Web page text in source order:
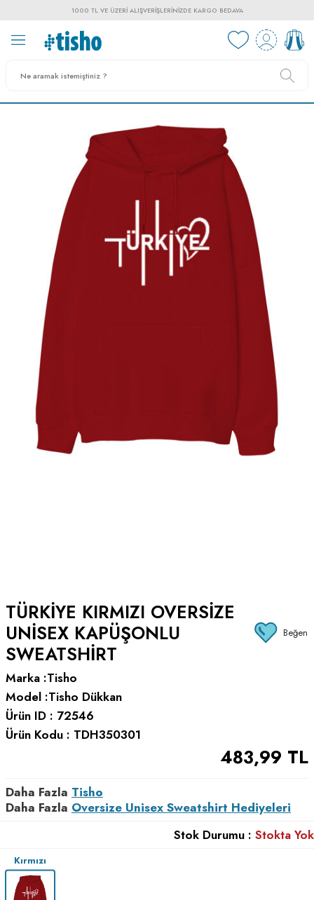
1000 TL VE ÜZERI ALIŞVERIŞLERINIZDE KARGO BEDAVA
TÜRKIYE KIRMIZI OVERSIZE
UNISEX KAPÜŞONLU
SWEATSHIRT
Beğen
Marka :Tisho
Model :Tisho Dükkan
Ürün ID : 72546
Ürün Kodu : TDH350301
483,99 TL
Daha Fazla Tisho
Daha Fazla Oversize Unisex Sweatshirt Hediyeleri
Stok Durumu : Stokta Yok
Kırmızı